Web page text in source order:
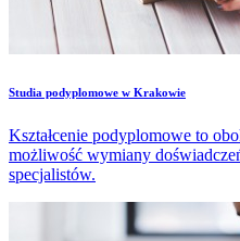
Studia podyplomowe w Krakowie
Kształcenie podyplomowe to
możliwość wymiany
specjalistów.